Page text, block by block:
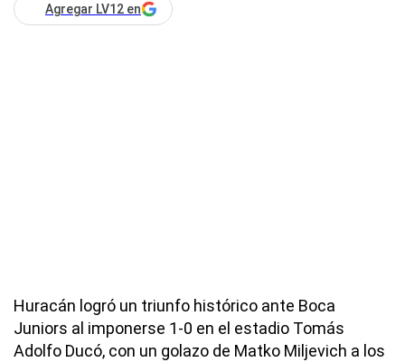
Agregar LV12 en
Huracán logró un triunfo histórico ante Boca
Juniors al imponerse 1-0 en el estadio Tomás
Adolfo Ducó, con un golazo de Matko Miljevich a los